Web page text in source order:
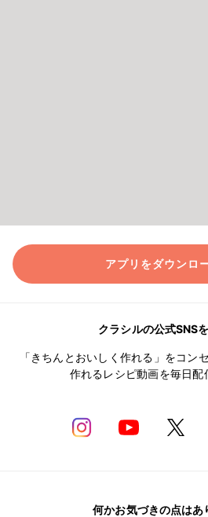
アプリをダウンロ
クラシルの公式SNS
「きちんとおいしく作れる」をコン
作れるレシピ動画を毎日配
何かお気づきの点はあ